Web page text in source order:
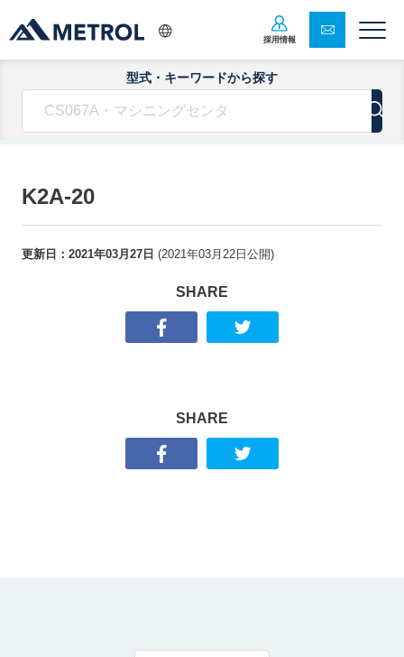
採用情報
型式・キーワードから探す
K2A-20
更新日： 2021年03月27日 (2021年03月22日 公開)
SHARE
SHARE